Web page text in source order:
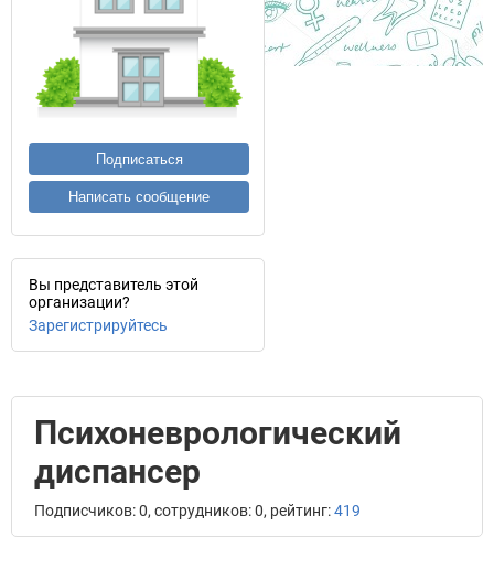
Подписаться
Написать сообщение
Вы представитель этой
организации?
Зарегистрируйтесь
Психоневрологический
диспансер
Подписчиков: 0, сотрудников: 0, рейтинг:419